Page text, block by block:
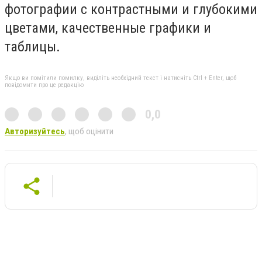
фотографии с контрастными и глубокими
цветами, качественные графики и
таблицы.
Якщо ви помітили помилку, виділіть необхідний текст і натисніть Ctrl + Enter, щоб
повідомити про це редакцію
0,0
Авторизуйтесь, щоб оцінити